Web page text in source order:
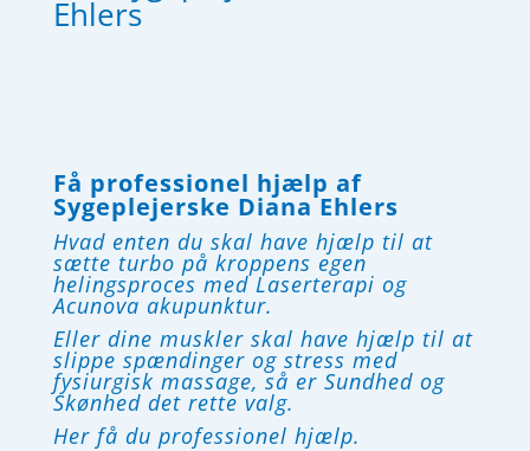
Ehlers
Få professionel hjælp af
Sygeplejerske Diana Ehlers
Hvad enten du skal have hjælp til at
sætte turbo på kroppens egen
helingsproces med Laserterapi og
Acunova akupunktur.
Eller dine muskler skal have hjælp til at
slippe spændinger og stress med
fysiurgisk massage, så er Sundhed og
Skønhed det rette valg.
Her få du professionel hjælp.